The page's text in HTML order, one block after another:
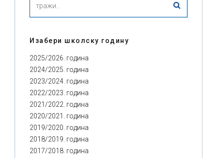
Изабери школску годину
2025/2026. година
2024/2025. година
2023/2024. година
2022/2023. година
2021/2022. година
2020/2021. година
2019/2020. година
2018/2019. година
2017/2018. година